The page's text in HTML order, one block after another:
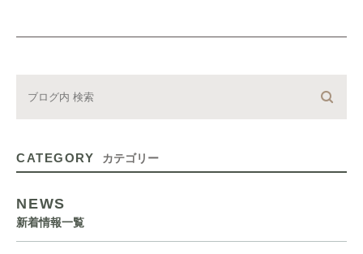
CATEGORY カテゴリー
NEWS
新着情報一覧